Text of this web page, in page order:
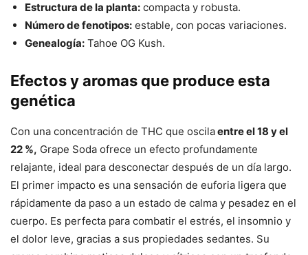
Estructura de la planta: compacta y robusta.
Número de fenotipos: estable, con pocas variaciones.
Genealogía: Tahoe OG Kush.
Efectos y aromas que produce esta
genética
Con una concentración de THC que oscilaentre el 18 y el
22 %, Grape Soda ofrece un efecto profundamente
relajante, ideal para desconectar después de un día largo.
El primer impacto es una sensación de euforia ligera que
rápidamente da paso a un estado de calma y pesadez en el
cuerpo. Es perfecta para combatir el estrés, el insomnio y
el dolor leve, gracias a sus propiedades sedantes. Su